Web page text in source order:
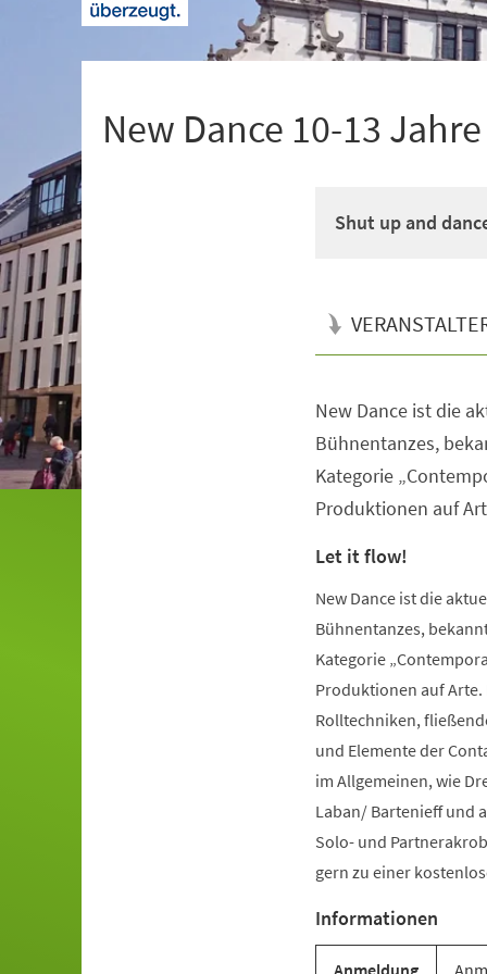
New Dance 10-13
Shut up and
New Dance ist die
Bühnentanzes,
Kategorie
Produktionen auf
Let it flow!
New Dance ist die
Bühnentanzes,
Kategorie
Produktionen auf Arte.
Rolltechniken,
und Elemente der
im Allgemeinen, wie
Laban/ Bartenieff und
Solo- und
gern zu einer
Informationen
Anmeldung